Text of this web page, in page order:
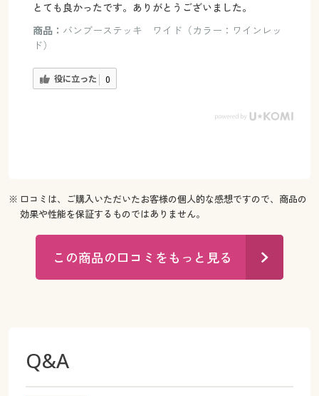
とても良かったです。ありがとうございました。
商品： バンブーステッキ ワイド（カラー：ワインレッ
ド）
役に立った 0
※ 口コミは、ご購入いただいたお客様の個人的な感想ですので、商品の
効果や性能を保証するものではありません。
この商品の口コミをもっと見る
Q&A